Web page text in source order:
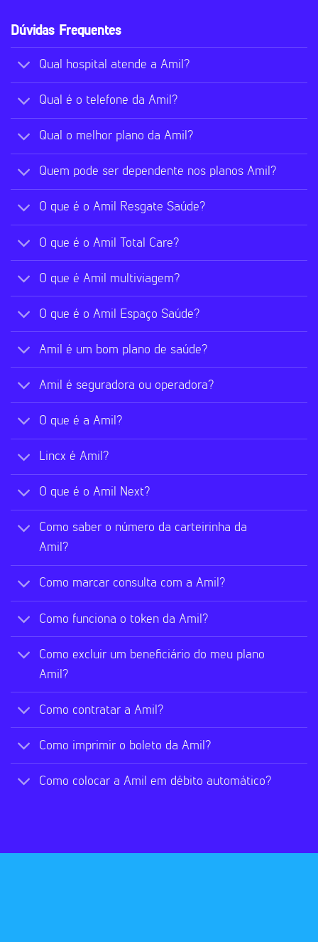
Dúvidas Frequentes
Qual hospital atende a Amil?
Qual é o telefone da Amil?
Qual o melhor plano da Amil?
Quem pode ser dependente nos planos Amil?
O que é o Amil Resgate Saúde?
O que é o Amil Total Care?
O que é Amil multiviagem?
O que é o Amil Espaço Saúde?
Amil é um bom plano de saúde?
Amil é seguradora ou operadora?
O que é a Amil?
Lincx é Amil?
O que é o Amil Next?
Como saber o número da carteirinha da
Amil?
Como marcar consulta com a Amil?
Como funciona o token da Amil?
Como excluir um beneficiário do meu plano
Amil?
Como contratar a Amil?
Como imprimir o boleto da Amil?
Como colocar a Amil em débito automático?